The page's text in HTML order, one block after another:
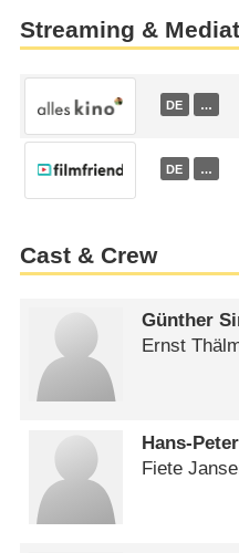
Streaming &
DE …
DE …
Cast & Crew
Günther
Ernst
Hans-
Fiete